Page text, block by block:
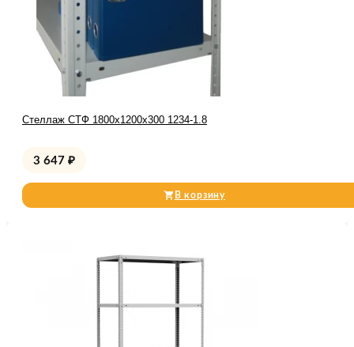
Стеллаж СТФ 1800x1200x300 1234-1.8
3 647 ₽
В корзину